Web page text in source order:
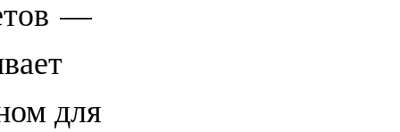
—
для